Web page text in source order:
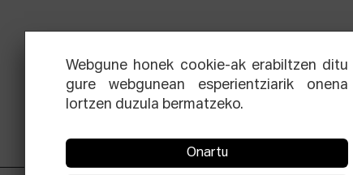
Webgune honek cookie-ak erabiltzen ditu
gure webgunean esperientziarik onena
lortzen duzula bermatzeko.
Onartu